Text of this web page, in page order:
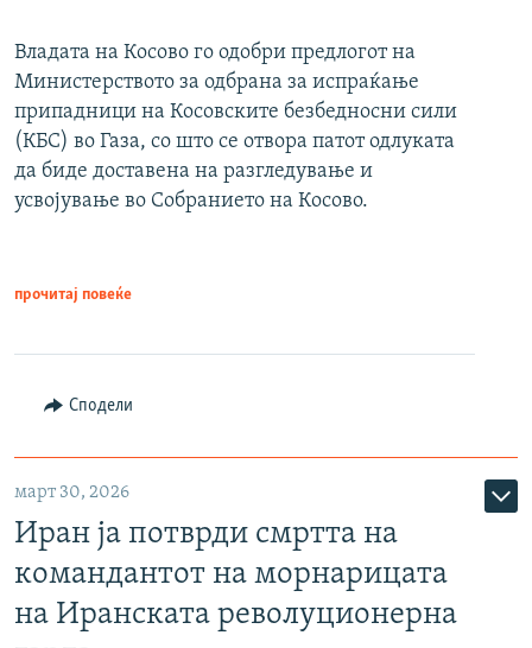
Владата на Косово го одобри предлогот на
Министерството за одбрана за испраќање
припадници на Косовските безбедносни сили
(КБС) во Газа, со што се отвора патот одлуката
да биде доставена на разгледување и
усвојување во Собранието на Косово.
прочитај повеќе
Сподели
март 30, 2026
Иран ја потврди смртта на
командантот на морнарицата
на Иранската револуционерна